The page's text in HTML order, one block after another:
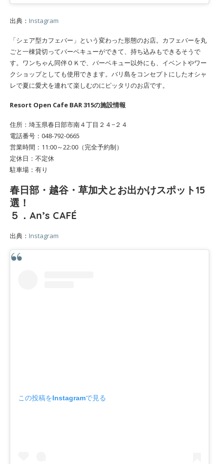
出典： Instagram
「シェア型カフェバー」という変わった形態のお店。カフェバーを丸
ごと一棟貸切ってバーベキューができて、持ち込みもできるそうで
す。ワンちゃん同伴ＯＫで、バーベキュー以外にも、イベントやワー
クショップとしても使用できます。バリ島をコンセプトにしたオシャ
レで夏に愛犬を連れて楽しむのにピッタリのお店です。
Resort Open Cafe BAR 315の施設情報
住所：埼玉県春日部市南４丁目２４−２４
電話番号：048-792-0665
営業時間：11:00～22:00（完全予約制）
定休日：不定休
駐車場：有り
春日部・越谷・草加犬とお出かけスポット15
選！
５．An’s CAFÉ
出典： Instagram
この投稿をInstagramで見る